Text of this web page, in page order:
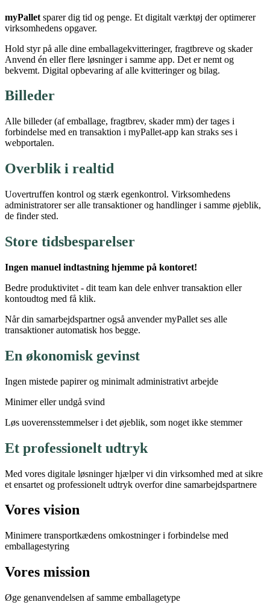
myPallet sparer dig tid og penge. Et digitalt værktøj der optimerer
virksomhedens opgaver.
Hold styr på alle dine emballagekvitteringer, fragtbreve og skader
Anvend én eller flere løsninger i samme app. Det er nemt og
bekvemt. Digital opbevaring af alle kvitteringer og bilag.
Billeder
Alle billeder (af emballage, fragtbrev, skader mm) der tages i
forbindelse med en transaktion i myPallet-app kan straks ses i
webportalen.
Overblik i realtid
Uovertruffen kontrol og stærk egenkontrol. Virksomhedens
administratorer ser alle transaktioner og handlinger i samme øjeblik,
de finder sted.
Store tidsbesparelser
Ingen manuel indtastning hjemme på kontoret!
Bedre produktivitet - dit team kan dele enhver transaktion eller
kontoudtog med få klik.
Når din samarbejdspartner også anvender myPallet ses alle
transaktioner automatisk hos begge.
En økonomisk gevinst
Ingen mistede papirer og minimalt administrativt arbejde
Minimer eller undgå svind
Løs uoverensstemmelser i det øjeblik, som noget ikke stemmer
Et professionelt udtryk
Med vores digitale løsninger hjælper vi din virksomhed med at sikre
et ensartet og professionelt udtryk overfor dine samarbejdspartnere
Vores vision
Minimere transportkædens omkostninger i forbindelse med
emballagestyring
Vores mission
Øge genanvendelsen af samme emballagetype